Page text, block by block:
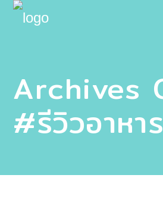
Archives
#รีวิวอาหาร